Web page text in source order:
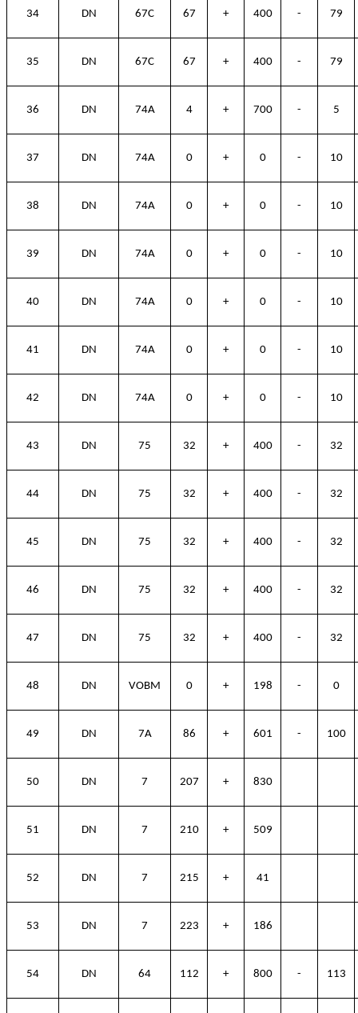
34 DN 67C 67 + 400 - 79
35 DN 67C 67 + 400 - 79
36 DN 74A 4 + 700 - 5
37 DN 74A 0 + 0 - 10
38 DN 74A 0 + 0 - 10
39 DN 74A 0 + 0 - 10
40 DN 74A 0 + 0 - 10
41 DN 74A 0 + 0 - 10
42 DN 74A 0 + 0 - 10
43 DN 75 32 + 400 - 32
44 DN 75 32 + 400 - 32
45 DN 75 32 + 400 - 32
46 DN 75 32 + 400 - 32
47 DN 75 32 + 400 - 32
48 DN VOBM 0 + 198 - 0
49 DN 7A 86 + 601 - 100
50 DN 7 207 + 830
51 DN 7 210 + 509
52 DN 7 215 + 41
53 DN 7 223 + 186
54 DN 64 112 + 800 - 113